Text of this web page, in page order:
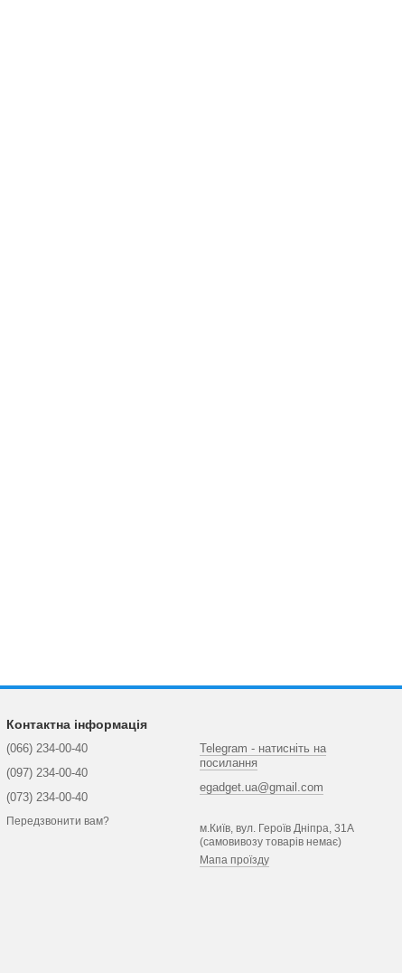
Контактна інформація
(066) 234-00-40
(097) 234-00-40
(073) 234-00-40
Передзвонити вам?
Telegram - натисніть на
посилання
egadget.ua@gmail.com
м.Київ, вул. Героїв Дніпра, 31А
(самовивозу товарів немає)
Мапа проїзду